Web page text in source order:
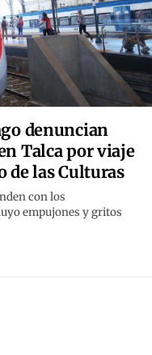
denuncian
Talca por viaje
de las Culturas
con los
empujones y gritos